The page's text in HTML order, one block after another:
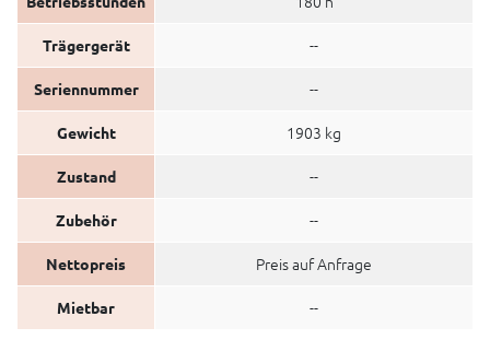
Trägergerät --
Seriennummer --
Gewicht 1903 kg
Zustand --
Zubehör --
Nettopreis Preis auf Anfrage
Mietbar --